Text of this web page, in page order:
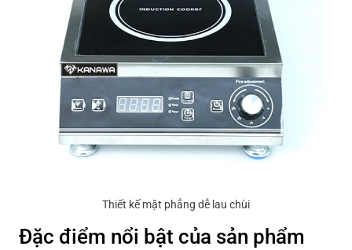
Thiết kế mặt phẳng dễ lau chùi
Đặc điểm nổi bật của sản phẩm